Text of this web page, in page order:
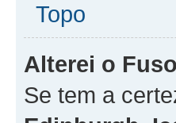
Topo
Alterei o
Se tem a